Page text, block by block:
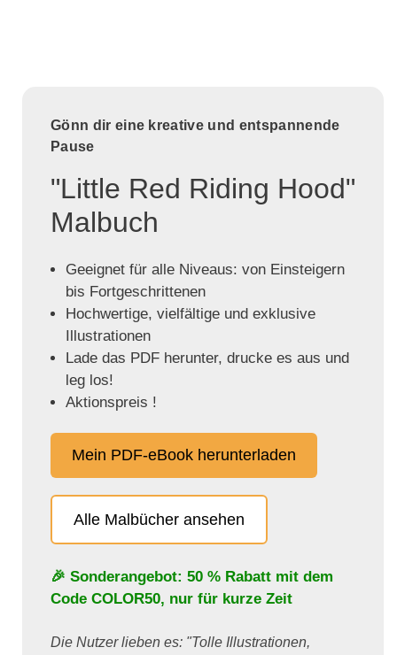
Gönn dir eine kreative und entspannende
Pause
"Little Red Riding Hood"
Malbuch
Geeignet für alle Niveaus: von Einsteigern
bis Fortgeschrittenen
Hochwertige, vielfältige und exklusive
Illustrationen
Lade das PDF herunter, drucke es aus und
leg los!
Aktionspreis !
Mein PDF-eBook herunterladen
Alle Malbücher ansehen
🎉 Sonderangebot: 50 % Rabatt mit dem
Code COLOR50, nur für kurze Zeit
Die Nutzer lieben es: "Tolle Illustrationen,